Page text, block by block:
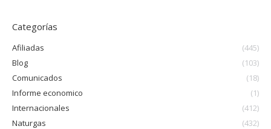
Categorías
Afiliadas
(445)
Blog
(103)
Comunicados
(18)
Informe economico
(1)
Internacionales
(412)
Naturgas
(432)